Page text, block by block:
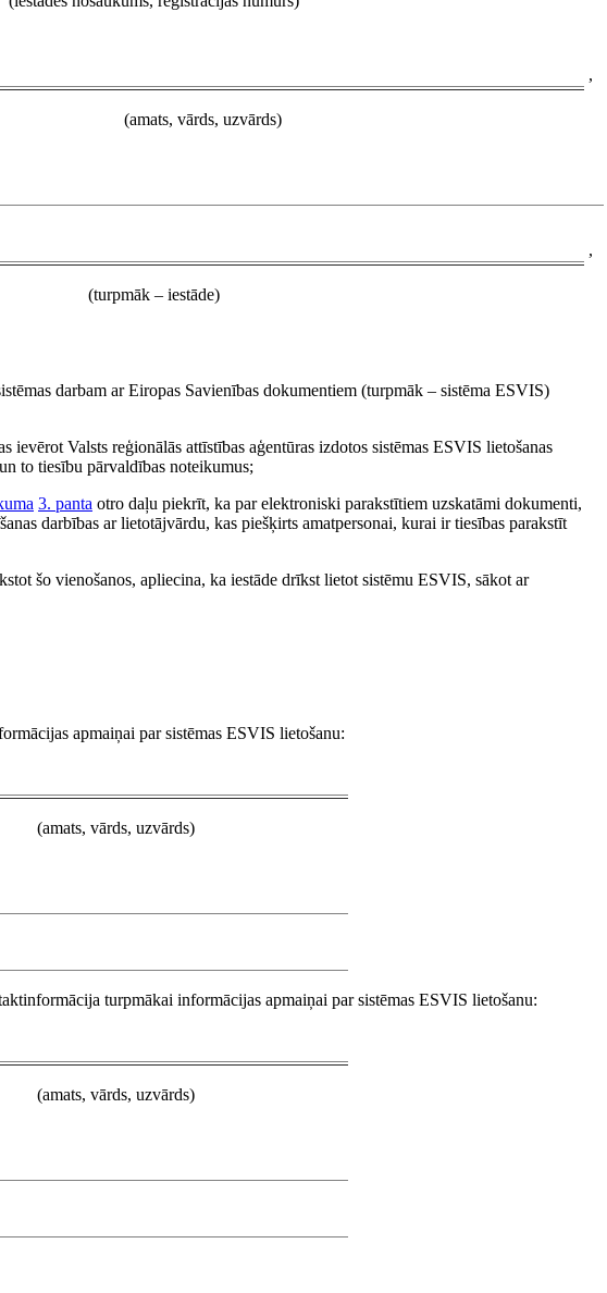
,
(amats, vārds, uzvārds)
,
(turpmāk – iestāde)
darbam ar Eiropas Savienības dokumentiem (turpmāk – sistēma ESVIS)
ievērot Valsts reģionālās attīstības aģentūras izdotos sistēmas ESVIS lietošanas
to tiesību pārvaldības noteikumus;
3. panta otro daļu piekrīt, ka par elektroniski parakstītiem uzskatāmi dokumenti,
darbības ar lietotājvārdu, kas piešķirts amatpersonai, kurai ir tiesības parakstīt
šo vienošanos, apliecina, ka iestāde drīkst lietot sistēmu ESVIS, sākot ar
apmaiņai par sistēmas ESVIS lietošanu:
(amats, vārds, uzvārds)
turpmākai informācijas apmaiņai par sistēmas ESVIS lietošanu:
(amats, vārds, uzvārds)